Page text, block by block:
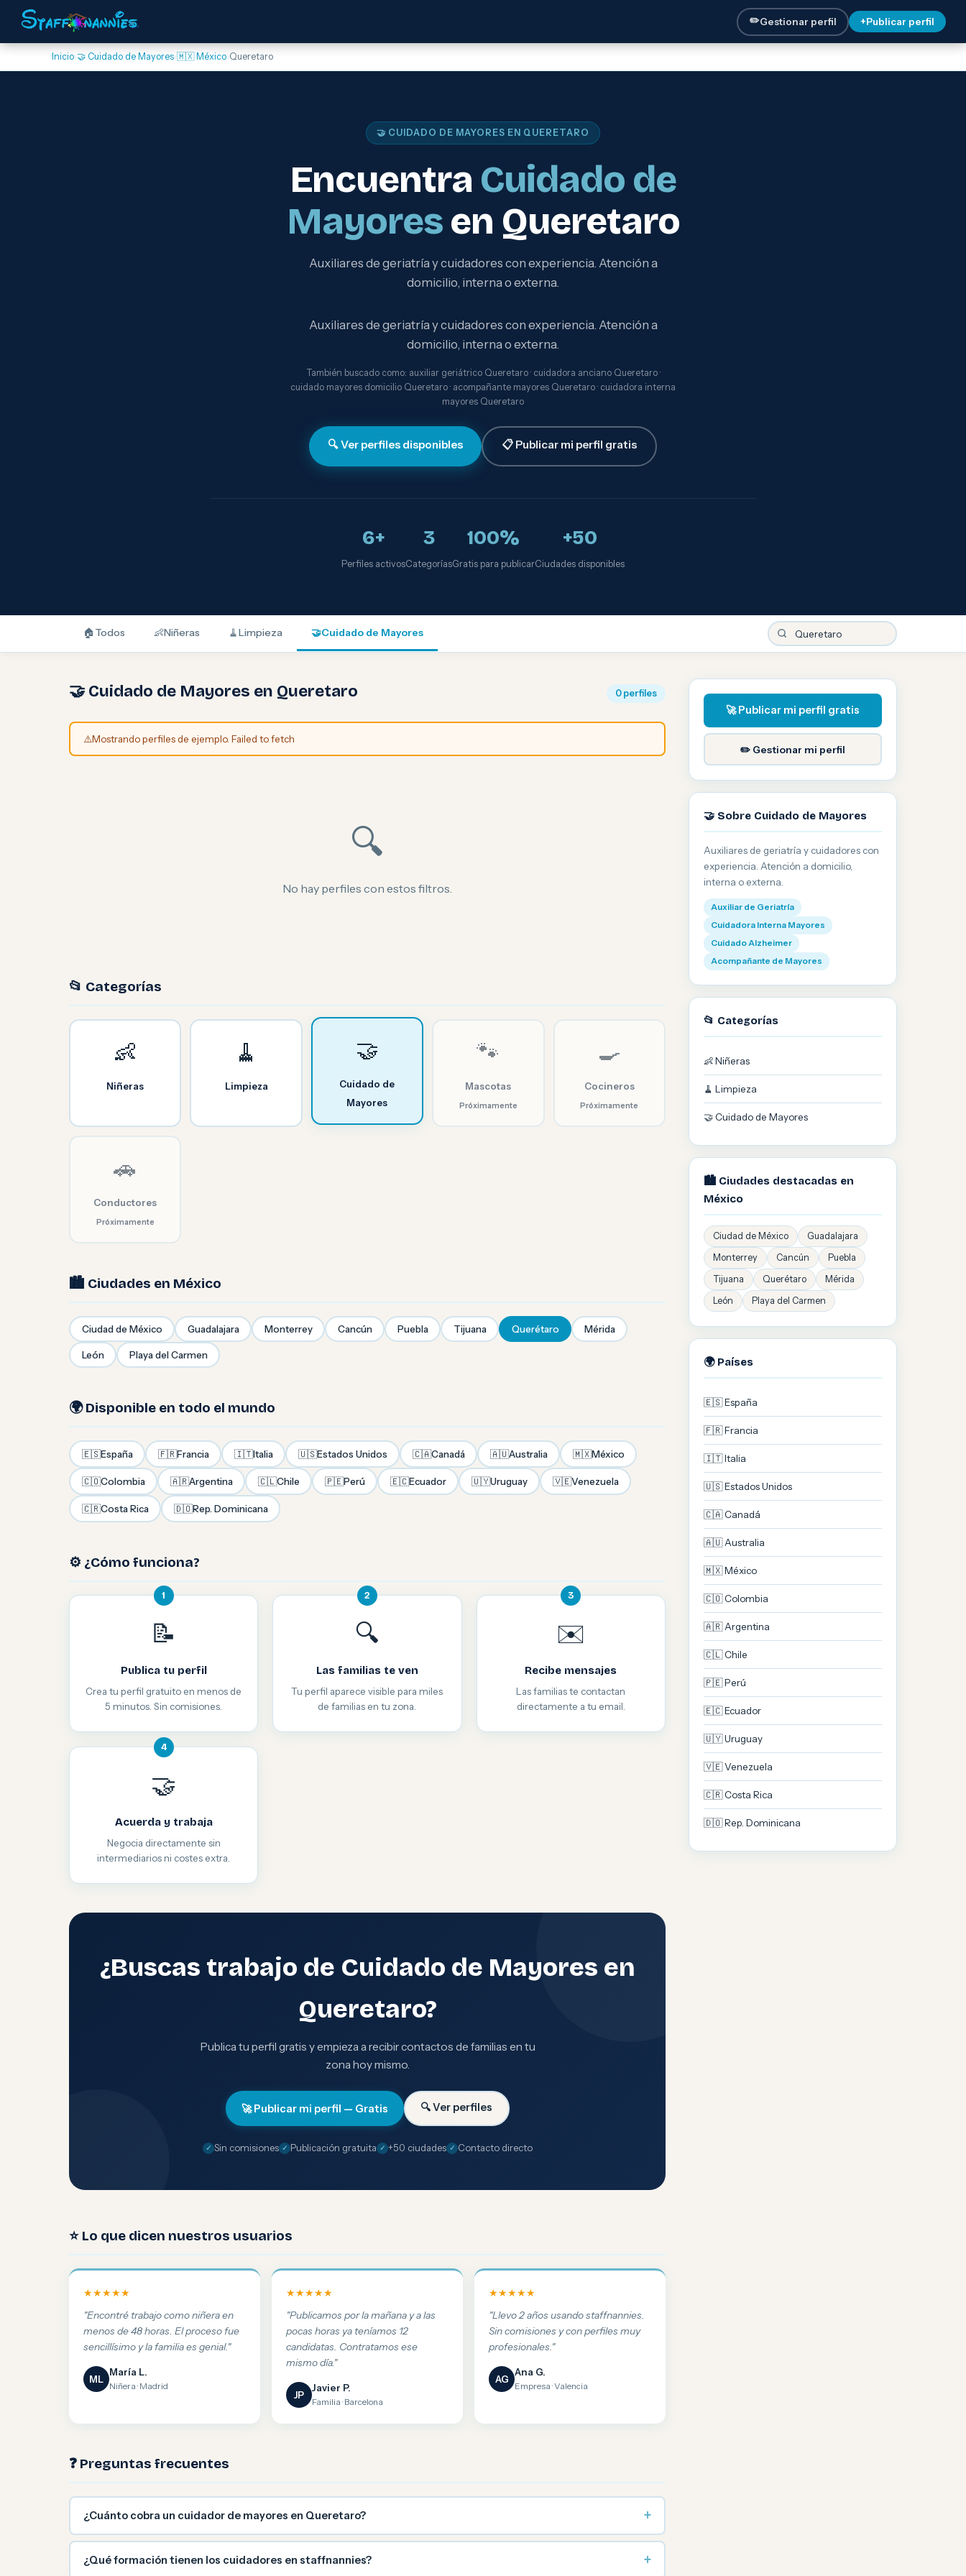
✏️Gestionar perfil +Publicar perfil
Inicio›🤝 Cuidado de Mayores›🇲🇽 México›Queretaro
🤝 CUIDADO DE MAYORES EN QUERETARO
Encuentra Cuidado de
Mayoresen Queretaro
Auxiliares de geriatría y cuidadores con experiencia. Atención a
domicilio, interna o externa.
Auxiliares de geriatría y cuidadores con experiencia. Atención a
domicilio, interna o externa.
También buscado como: auxiliar geriátrico Queretaro · cuidadora anciano Queretaro ·
cuidado mayores domicilio Queretaro · acompañante mayores Queretaro · cuidadora interna
mayores Queretaro
🔍 Ver perfiles disponibles 📋 Publicar mi perfil gratis
6+
Perfiles activos
3
Categorías
100%
Gratis para publicar
+50
Ciudades disponibles
🏠 Todos 👶Niñeras 🧹Limpieza 🤝Cuidado de Mayores
🤝 Cuidado de Mayores en Queretaro 0 perfiles
⚠️Mostrando perfiles de ejemplo. Failed to fetch
🔍
No hay perfiles con estos filtros.
📂 Categorías
👶
Niñeras
🧹
Limpieza
🤝
Cuidado de
Mayores
🐾
Mascotas
Próximamente
🍳
Cocineros
Próximamente
🚗
Conductores
Próximamente
🏙️ Ciudades en México
Ciudad de México Guadalajara Monterrey Cancún Puebla Tijuana Querétaro Mérida
León Playa del Carmen
🌍 Disponible en todo el mundo
🇪🇸España 🇫🇷Francia 🇮🇹Italia 🇺🇸Estados Unidos 🇨🇦Canadá 🇦🇺Australia 🇲🇽México
🇨🇴Colombia 🇦🇷Argentina 🇨🇱Chile 🇵🇪Perú 🇪🇨Ecuador 🇺🇾Uruguay 🇻🇪Venezuela
🇨🇷Costa Rica 🇩🇴Rep. Dominicana
⚙️ ¿Cómo funciona?
1
📝
Publica tu perfil
Crea tu perfil gratuito en menos de
5 minutos. Sin comisiones.
2
🔍
Las familias te ven
Tu perfil aparece visible para miles
de familias en tu zona.
3
✉️
Recibe mensajes
Las familias te contactan
directamente a tu email.
4
🤝
Acuerda y trabaja
Negocia directamente sin
intermediarios ni costes extra.
¿Buscas trabajo de Cuidado de Mayores en
Queretaro?
Publica tu perfil gratis y empieza a recibir contactos de familias en tu
zona hoy mismo.
🚀 Publicar mi perfil — Gratis 🔍 Ver perfiles
Sin comisiones Publicación gratuita +50 ciudades Contacto directo
⭐ Lo que dicen nuestros usuarios
★★★★★
"Encontré trabajo como niñera en
menos de 48 horas. El proceso fue
sencillísimo y la familia es genial."
ML
María L.
Niñera · Madrid
★★★★★
"Publicamos por la mañana y a las
pocas horas ya teníamos 12
candidatas. Contratamos ese
mismo día."
JP
Javier P.
Familia · Barcelona
★★★★★
"Llevo 2 años usando staffnannies.
Sin comisiones y con perfiles muy
profesionales."
AG
Ana G.
Empresa · Valencia
❓ Preguntas frecuentes
¿Cuánto cobra un cuidador de mayores en Queretaro? +
¿Qué formación tienen los cuidadores en staffnannies? +
🚀 Publicar mi perfil gratis
✏️ Gestionar mi perfil
🤝 Sobre Cuidado de Mayores
Auxiliares de geriatría y cuidadores con
experiencia. Atención a domicilio,
interna o externa.
Auxiliar de Geriatría
Cuidadora Interna Mayores
Cuidado Alzheimer
Acompañante de Mayores
📂 Categorías
👶 Niñeras
🧹 Limpieza
🤝 Cuidado de Mayores
🏙️ Ciudades destacadas en
México
Ciudad de México
Guadalajara
Monterrey
Cancún
Puebla
Tijuana
Querétaro
Mérida
León
Playa del Carmen
🌍 Países
🇪🇸 España
🇫🇷 Francia
🇮🇹 Italia
🇺🇸 Estados Unidos
🇨🇦 Canadá
🇦🇺 Australia
🇲🇽 México
🇨🇴 Colombia
🇦🇷 Argentina
🇨🇱 Chile
🇵🇪 Perú
🇪🇨 Ecuador
🇺🇾 Uruguay
🇻🇪 Venezuela
🇨🇷 Costa Rica
🇩🇴 Rep. Dominicana